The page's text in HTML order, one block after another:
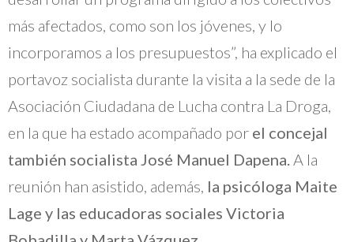
más afectados, como son los jóvenes, y lo
incorporamos a los presupuestos”, ha explicado el
portavoz socialista durante la visita a la sede de la
Asociación Ciudadana de Lucha contra La Droga,
en la que ha estado acompañado por el concejal
también socialista José Manuel Dapena. A la
reunión han asistido, además, la psicóloga Maite
Lage y las educadoras sociales Victoria